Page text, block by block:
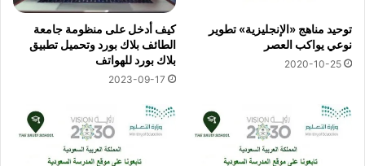
توحيد مناهج «الإنجليزية» تطوير
نوعي يواكب العصر
2020-10-25
كيف أدخل على منظومة جامعة
الطائف بلاك بورد وتحميل تطبيق
بلاك بورد للهواتف
2023-09-17